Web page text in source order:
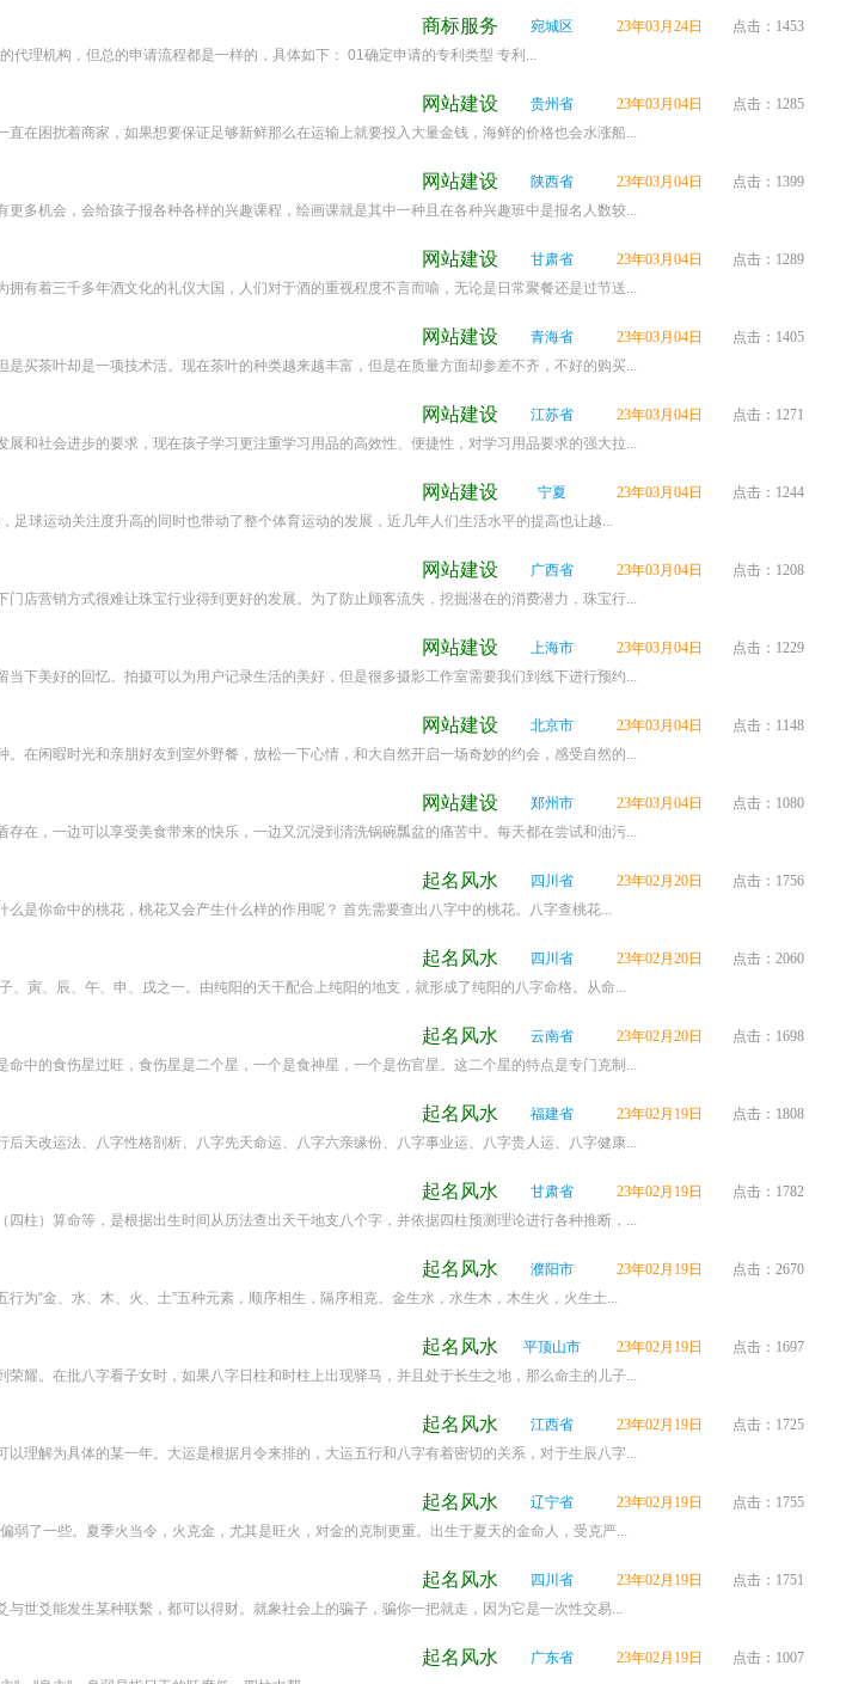
商标服务 宛城区 23年03月24日
点击：1453
理机构，但总的申请流程都是一样的，具体如下： 01确定申请的专利类型 专利...
网站建设 贵州省 23年03月04日
点击：1285
在困扰着商家，如果想要保证足够新鲜那么在运输上就要投入大量金钱，海鲜的价格也会水涨船...
网站建设 陕西省 23年03月04日
点击：1399
多机会，会给孩子报各种各样的兴趣课程，绘画课就是其中一种且在各种兴趣班中是报名人数较...
网站建设 甘肃省 23年03月04日
点击：1289
有着三千多年酒文化的礼仪大国，人们对于酒的重视程度不言而喻，无论是日常聚餐还是过节送...
网站建设 青海省 23年03月04日
点击：1405
买茶叶却是一项技术活。现在茶叶的种类越来越丰富，但是在质量方面却参差不齐，不好的购买...
网站建设 江苏省 23年03月04日
点击：1271
和社会进步的要求，现在孩子学习更注重学习用品的高效性、便捷性，对学习用品要求的强大拉...
网站建设 宁夏 23年03月04日
点击：1244
球运动关注度升高的同时也带动了整个体育运动的发展，近几年人们生活水平的提高也让越...
网站建设 广西省 23年03月04日
点击：1208
店营销方式很难让珠宝行业得到更好的发展。为了防止顾客流失，挖掘潜在的消费潜力，珠宝行...
网站建设 上海市 23年03月04日
点击：1229
下美好的回忆。拍摄可以为用户记录生活的美好，但是很多摄影工作室需要我们到线下进行预约...
网站建设 北京市 23年03月04日
点击：1148
在闲暇时光和亲朋好友到室外野餐，放松一下心情，和大自然开启一场奇妙的约会，感受自然的...
网站建设 郑州市 23年03月04日
点击：1080
在，一边可以享受美食带来的快乐，一边又沉浸到清洗锅碗瓢盆的痛苦中。每天都在尝试和油污...
起名风水 四川省 23年02月20日
点击：1756
是你命中的桃花，桃花又会产生什么样的作用呢？ 首先需要查出八字中的桃花。八字查桃花...
起名风水 四川省 23年02月20日
点击：2060
寅、辰、午、申、戌之一。由纯阳的天干配合上纯阳的地支，就形成了纯阳的八字命格。从命...
起名风水 云南省 23年02月20日
点击：1698
中的食伤星过旺，食伤星是二个星，一个是食神星，一个是伤官星。这二个星的特点是专门克制...
起名风水 福建省 23年02月19日
点击：1808
天改运法、八字性格剖析、八字先天命运、八字六亲缘份、八字事业运、八字贵人运、八字健康...
起名风水 甘肃省 23年02月19日
点击：1782
柱）算命等，是根据出生时间从历法查出天干地支八个字，并依据四柱预测理论进行各种推断，...
起名风水 濮阳市 23年02月19日
点击：2670
为“金、水、木、火、土”五种元素，顺序相生，隔序相克。金生水，水生木，木生火，火生土...
起名风水 平顶山市 23年02月19日
点击：1697
耀。在批八字看子女时，如果八字日柱和时柱上出现驿马，并且处于长生之地，那么命主的儿子...
起名风水 江西省 23年02月19日
点击：1725
理解为具体的某一年。大运是根据月令来排的，大运五行和八字有着密切的关系，对于生辰八字...
起名风水 辽宁省 23年02月19日
点击：1755
了一些。夏季火当令，火克金，尤其是旺火，对金的克制更重。出生于夏天的金命人，受克严...
起名风水 四川省 23年02月19日
点击：1751
世爻能发生某种联繫，都可以得财。就象社会上的骗子，骗你一把就走，因为它是一次性交易...
起名风水 广东省 23年02月19日
点击：1007